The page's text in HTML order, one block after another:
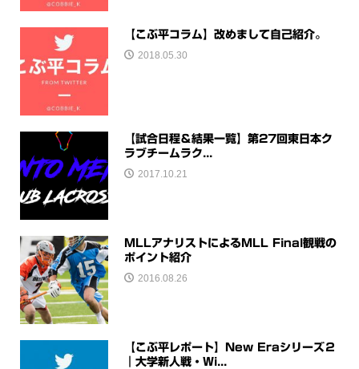
【こぶ平コラム】改めまして自己紹介。
2018.05.30
【試合日程＆結果一覧】第27回東日本ク
ラブチームラク...
2017.10.21
MLLアナリストによるMLL Final観戦の
ポイント紹介
2016.08.26
【こぶ平レポート】New Eraシリーズ２
｜大学新人戦・Wi...